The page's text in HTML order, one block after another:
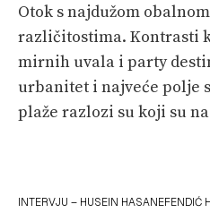
Otok s najdužom
različitostima. Kontrasti
mirnih uvala i party
urbanitet i najveće polje
plaže razlozi su koji su
INTERVJU – HUSEIN HASANEFENDIĆ